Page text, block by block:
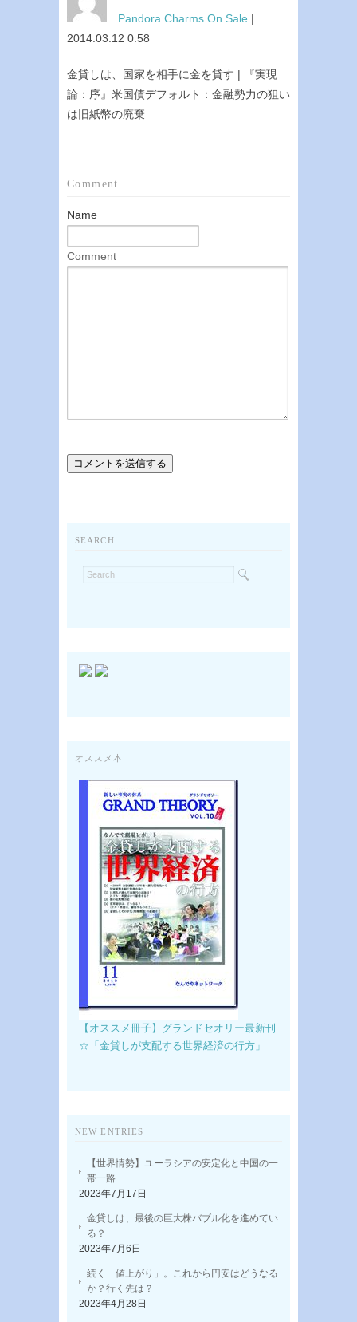
Pandora Charms On Sale |
2014.03.12 0:58
金貸しは、国家を相手に金を貸す | 『実現
論：序』米国債デフォルト：金融勢力の狙い
は旧紙幣の廃棄
Comment
Name
Comment
SEARCH
オススメ本
【オススメ冊子】グランドセオリー最新刊
☆「金貸しが支配する世界経済の行方」
NEW ENTRIES
【世界情勢】ユーラシアの安定化と中国の一
帯一路
2023年7月17日
金貸しは、最後の巨大株バブル化を進めてい
る？
2023年7月6日
続く「値上がり」。これから円安はどうなる
か？行く先は？
2023年4月28日